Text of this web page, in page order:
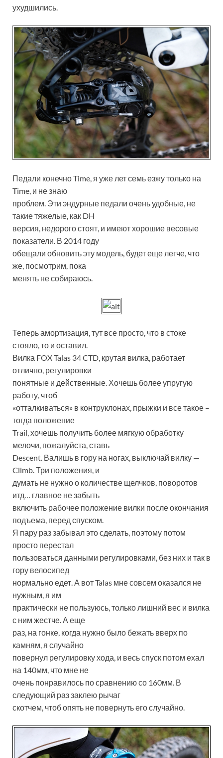
ухудшились.
Педали конечно Time, я уже лет семь езжу только на
Time, и не знаю
проблем. Эти эндурные педали очень удобные, не
такие тяжелые, как DH
версия, недорого стоят, и имеют хорошие весовые
показатели. В 2014 году
обещали обновить эту модель, будет еще легче, что
же, посмотрим, пока
менять не собираюсь.
Теперь амортизация, тут все просто, что в стоке
стояло, то и оставил.
Вилка FOX Talas 34 CTD, крутая вилка, работает
отлично, регулировки
понятные и действенные. Хочешь более упругую
работу, чтоб
«отталкиваться» в контруклонах, прыжки и все такое –
тогда положение
Trail, хочешь получить более мягкую обработку
мелочи, пожалуйста, ставь
Descent. Валишь в гору на ногах, выключай вилку —
Climb. Три положения, и
думать не нужно о количестве щелчков, поворотов
итд… главное не забыть
включить рабочее положение вилки после окончания
подъема, перед спуском.
Я пару раз забывал это сделать, поэтому потом
просто перестал
пользоваться данными регулировками, без них и так в
гору велосипед
нормально едет. А вот Talas мне совсем оказался не
нужным, я им
практически не пользуюсь, только лишний вес и вилка
с ним жестче. А еще
раз, на гонке, когда нужно было бежать вверх по
камням, я случайно
повернул регулировку хода, и весь спуск потом ехал
на 140мм, что мне не
очень понравилось по сравнению со 160мм. В
следующий раз заклею рычаг
скотчем, чтоб опять не повернуть его случайно.